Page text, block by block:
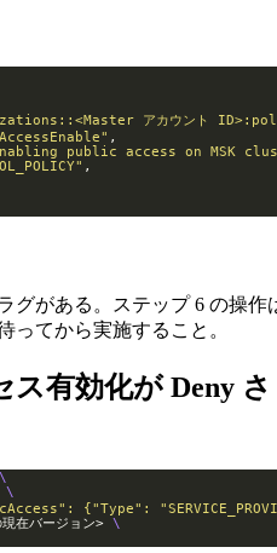
アカウント
public access on MSK
グがある。ステップ 6 の操作
ってから実施すること。
有効化が Deny さ
{"Type":
在バージョン>